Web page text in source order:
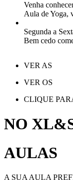
Venha
Aula de Yoga,
Segunda a
Bem cedo
VER AS
VER OS
CLIQUE
NO
AULAS
A SUA AULA